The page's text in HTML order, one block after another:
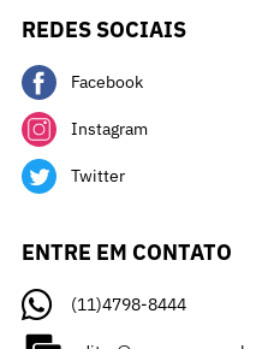
REDES SOCIAIS
Facebook
Instagram
Twitter
ENTRE EM CONTATO
(11)4798-8444